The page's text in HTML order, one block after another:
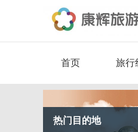
首页 旅行
热门目的地